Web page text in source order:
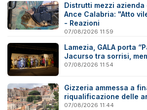
Distrutti mezzi
Ance Calabria: "Atto
- Reazioni
07/08/2026 11:59
Lamezia, GALA porta
Jacurso tra sorrisi,
07/08/2026 11:54
Gizzeria ammessa a
riqualificazione delle
07/08/2026 11:44